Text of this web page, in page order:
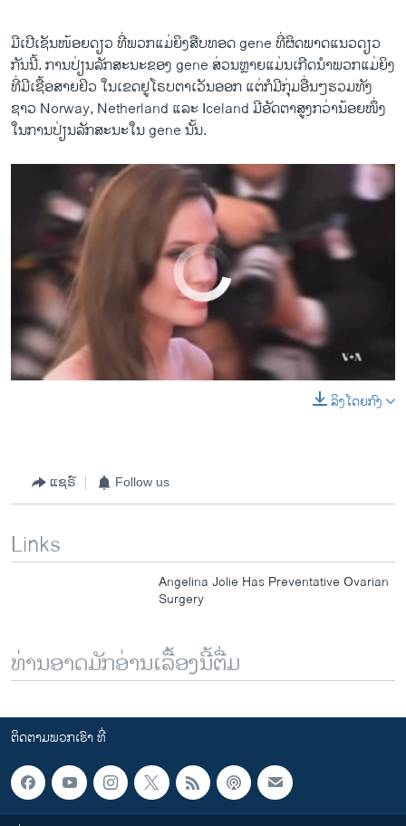
ມີ​ເປີ​ເຊັນ​ໜ້ອຍ​ດຽວ ທີ່​ພວກ​ແມ່ຍິງ​ສືບ​ທອດ gene ​ທີ່​ຜິດພາດແນວ​ດຽວ​
ກັນ​ນີ້. ການ​ປ່ຽນ​ລັກສະນະ​ຂອງ gene ສ່ວນ​ຫຼາຍ​ແມ່ນ​ເກີດ​ນຳພວກ​ແມ່ຍິງ
​ທີ່​ມີ​ເຊື້ອສາຍ​ຢິວ ​ໃນ​ເຂດ​ຢູ​ໂຣບຕາ​ເວັນ​ອອກ ​ແຕ່​ກໍ​ມີ​ກຸ່ມອື່ນໆຮວມທັງ​
ຊາວ Norway, Netherland ​ແລະ Iceland ມີ​ອັດຕາ​ສູງ​ກວ່າ​ນ້ອຍ​ໜຶ່ງ​
ໃນ​ການ​ປ່ຽນ​ລັກສະນະ​ໃນ gene ນັ້ນ.
SHARE
No media source currently available
ລິງໂດຍກົງ
ແຊຣ໌ Follow us
Links
Angelina Jolie Has Preventative Ovarian
Surgery
ທ່ານອາດມັກອ່ານເລື້ອງນີ້ຕື່ມ
ຕິດຕາມພວກເຮົາ ທີ່